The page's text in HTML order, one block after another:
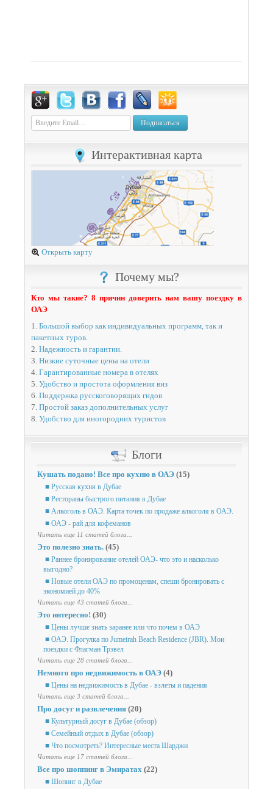
Подписаться
Интерактивная карта
Открыть карту
Почему мы?
Кто мы такие? 8 причин доверить нам вашу поездку в
ОАЭ
1. Большой выбор как индивидуальных программ, так и
пакетных туров.
2. Надежность и гарантии.
3. Низкие суточные цены на отели
4. Гарантированные номера в отелях
5. Удобство и простота оформления виз
6. Поддержка русскоговорящих гидов
7. Простой заказ дополнительных услуг
8. Удобство для иногородних туристов
Блоги
Кушать подано! Все про кухню в ОАЭ (15)
■ Русская кухня в Дубае
■ Рестораны быстрого питания в Дубае
■ Алкоголь в ОАЭ. Карта точек по продаже алкоголя в ОАЭ.
■ ОАЭ - рай для кофеманов
Читать еще 11 статей блога...
Это полезно знать. (45)
■ Раннее бронирование отелей ОАЭ- что это и насколько
выгодно?
■ Новые отели ОАЭ по промоценам, спеши бронировать с
экономией до 40%
Читать еще 43 статей блога...
Это интересно! (30)
■ Цены лучше знать заранее или что почем в ОАЭ
■ ОАЭ. Прогулка по Jumeirah Beach Residence (JBR). Мои
поездки с Флагман Трэвел
Читать еще 28 статей блога...
Немного про недвижимость в ОАЭ (4)
■ Цены на недвижимость в Дубае - взлеты и падения
Читать еще 3 статей блога...
Про досуг и развлечения (20)
■ Культурный досуг в Дубае (обзор)
■ Семейный отдых в Дубае (обзор)
■ Что посмотреть? Интересные места Шарджи
Читать еще 17 статей блога...
Все про шоппинг в Эмиратах (22)
■ Шопинг в Дубае